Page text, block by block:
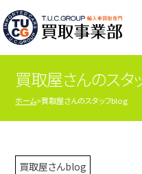
TUCのカンタン査定
査定の注意事項
TUCの買取実績
買取屋さんのスタ
ホーム 買取屋さんのスタッフblog
買取屋さんblog